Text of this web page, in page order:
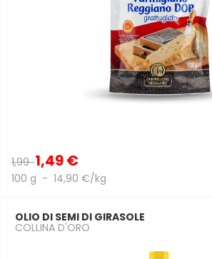
1,991,49 €
100 g - 14,90 €/kg
OLIO DI SEMI DI GIRASOLE
COLLINA D'ORO